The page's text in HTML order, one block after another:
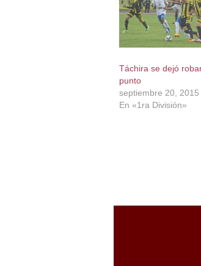
Táchira se dejó
punto
septiembre 20, 2015
En «1ra División»